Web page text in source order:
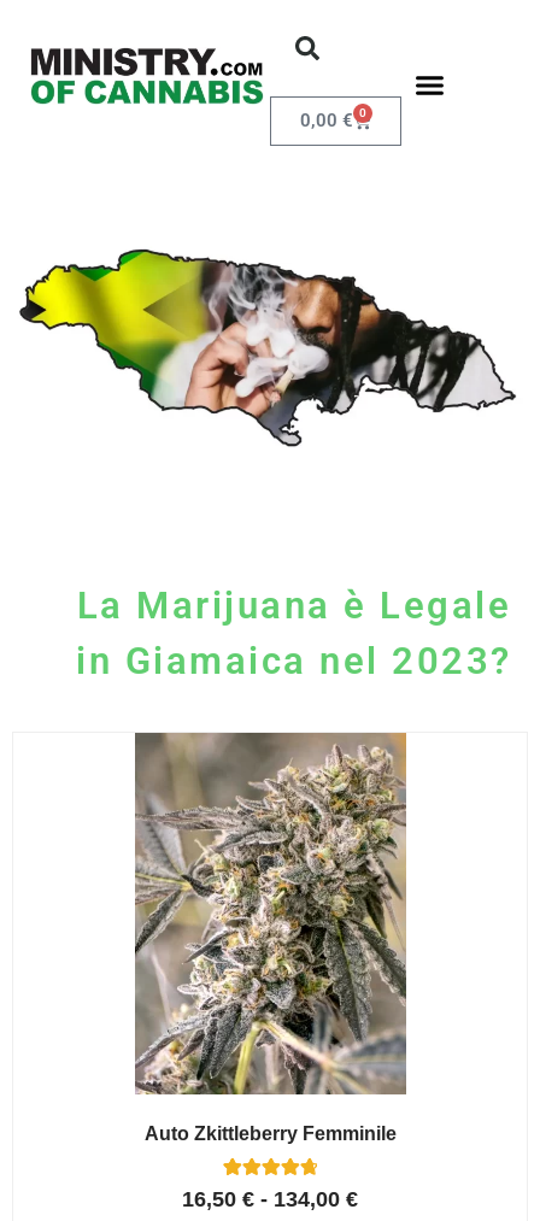
0,00 € 0
La Marijuana è Legale
in Giamaica nel 2023?
Auto Zkittleberry Femminile
Valutato
4.80
5
16,50 € - 134,00 €